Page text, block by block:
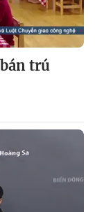
trú